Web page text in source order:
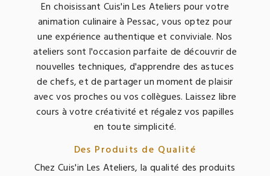
En choisissant Cuis'in Les Ateliers pour votre
animation culinaire à Pessac, vous optez pour
une expérience authentique et conviviale. Nos
ateliers sont l'occasion parfaite de découvrir de
nouvelles techniques, d'apprendre des astuces
de chefs, et de partager un moment de plaisir
avec vos proches ou vos collègues. Laissez libre
cours à votre créativité et régalez vos papilles
en toute simplicité.
Des Produits de Qualité
Chez Cuis'in Les Ateliers, la qualité des produits